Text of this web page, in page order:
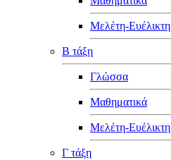
Μελέτη-Ευέλικτη
Β τάξη
Γλώσσα
Μαθηματικά
Μελέτη-Ευέλικτη
Γ τάξη